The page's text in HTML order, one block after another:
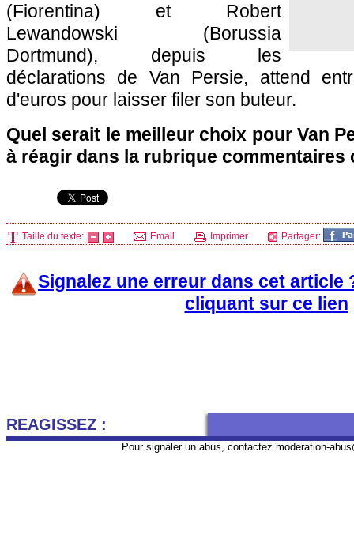
(Fiorentina) et Robert
Lewandowski (Borussia
Dortmund), depuis les
déclarations de Van Persie, attend
d'euros pour laisser filer son buteur.
Quel serait le meilleur choix pour Van
à réagir dans la rubrique commentaires
Taille du texte: Email Imprimer Partager:
Signalez une erreur dans cet article
cliquant sur ce lien
REAGISSEZ :
Pour signaler un abus, contactez moderation-